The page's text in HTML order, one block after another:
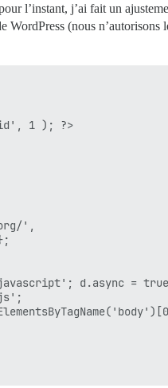
l’instant, j’ai fait un
(nous